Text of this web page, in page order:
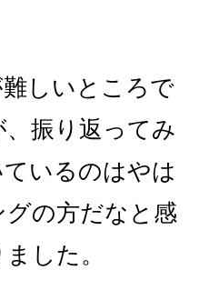
しいところで
振り返ってみ
いるのはやは
の方だなと感
した。